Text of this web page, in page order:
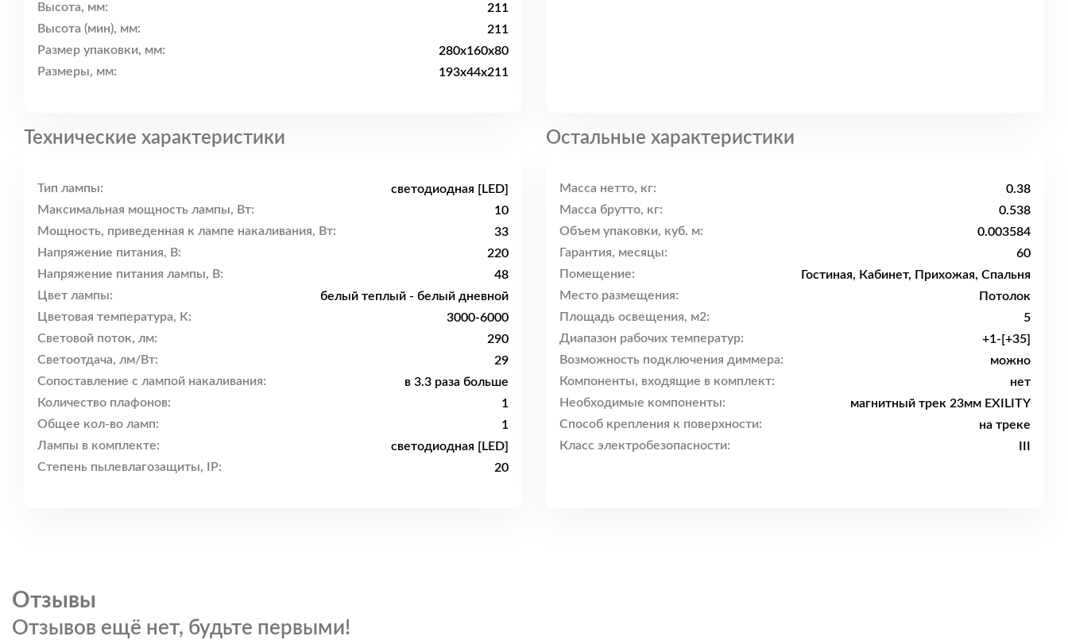
Высота, мм:
211
Высота (мин), мм:
211
Размер упаковки, мм:
280x160x80
Размеры, мм:
193x44x211
Технические характеристики
Тип лампы:
светодиодная [LED]
Максимальная мощность лампы, Вт:
10
Мощность, приведенная к лампе накаливания, Вт:
33
Напряжение питания, В:
220
Напряжение питания лампы, В:
48
Цвет лампы:
белый теплый - белый дневной
Цветовая температура, K:
3000-6000
Световой поток, лм:
290
Светоотдача, лм/Вт:
29
Сопоставление с лампой накаливания:
в 3.3 раза больше
Количество плафонов:
1
Общее кол-во ламп:
1
Лампы в комплекте:
светодиодная [LED]
Степень пылевлагозащиты, IP:
20
Остальные характеристики
Масса нетто, кг:
0.38
Масса брутто, кг:
0.538
Объем упаковки, куб. м:
0.003584
Гарантия, месяцы:
60
Помещение:
Гостиная, Кабинет, Прихожая, Спальня
Место размещения:
Потолок
Площадь освещения, м2:
5
Диапазон рабочих температур:
+1-[+35]
Возможность подключения диммера:
можно
Компоненты, входящие в комплект:
нет
Необходимые компоненты:
магнитный трек 23мм EXILITY
Способ крепления к поверхности:
на треке
Класс электробезопасности:
III
Отзывы
Отзывов ещё нет, будьте первыми!